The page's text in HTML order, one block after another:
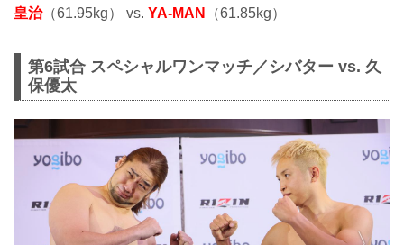
皇治（61.95kg） vs. YA-MAN （61.85kg）
第6試合 スペシャルワンマッチ／シバター vs. 久
保優太